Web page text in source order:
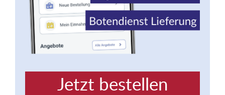
Jetzt bestellen